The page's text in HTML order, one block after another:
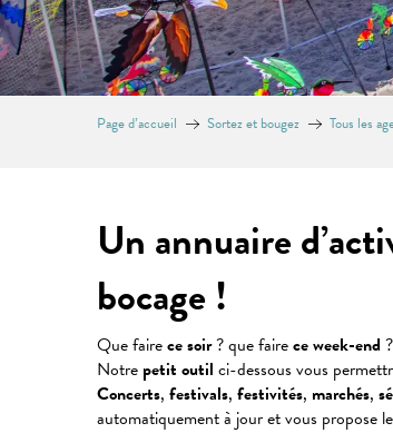
Page d’accueil Sortez et bougez Tous les
Un annuaire
bocage !
Que fairece soir? que fairece week-end
Notre petit outil ci-dessous vous
Concerts, festivals, festivités, marchés,
automatiquement à jour et vous propose le